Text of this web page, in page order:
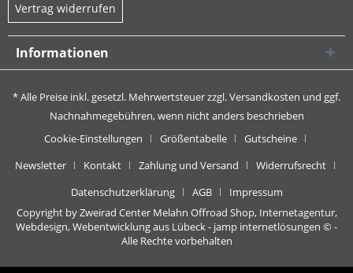
Vertrag widerrufen
Informationen
* Alle Preise inkl. gesetzl. Mehrwertsteuer zzgl.Versandkosten und ggf.
Nachnahmegebühren, wenn nicht anders beschrieben
Cookie-Einstellungen
Größentabelle
Gutscheine
Newsletter
Kontakt Zahlung und Versand
Widerrufsrecht
Datenschutzerklärung
AGB
Impressum
Copyright by Zweirad Center Melahn Offroad Shop, Internetagentur,
Webdesign, Webentwicklung aus Lübeck - jamp internetlösungen © -
Alle Rechte vorbehalten